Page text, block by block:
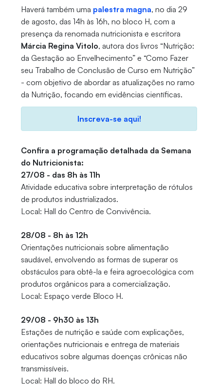
Haverá também uma palestra magna, no dia 29
de agosto, das 14h às 16h, no bloco H, com a
presença da renomada nutricionista e escritora
Márcia Regina Vitolo, autora dos livros “Nutrição:
da Gestação ao Envelhecimento” e “Como Fazer
seu Trabalho de Conclusão de Curso em Nutrição”
- com objetivo de abordar as atualizações no ramo
da Nutrição, focando em evidências científicas.
Inscreva-se aqui!
Confira a programação detalhada da Semana
do Nutricionista:
27/08 - das 8h às 11h
Atividade educativa sobre interpretação de rótulos
de produtos industrializados.
Local: Hall do Centro de Convivência.
28/08 - 8h às 12h
Orientações nutricionais sobre alimentação
saudável, envolvendo as formas de superar os
obstáculos para obtê-la e feira agroecológica com
produtos orgânicos para a comercialização.
Local: Espaço verde Bloco H.
29/08 - 9h30 às 13h
Estações de nutrição e saúde com explicações,
orientações nutricionais e entrega de materiais
educativos sobre algumas doenças crônicas não
transmissíveis.
Local: Hall do bloco do RH.